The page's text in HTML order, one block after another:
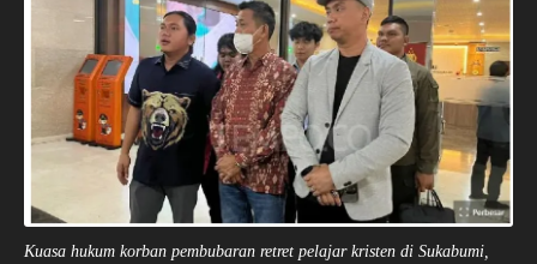
Kuasa hukum korban pembubaran retret pelajar kristen di Sukabumi,